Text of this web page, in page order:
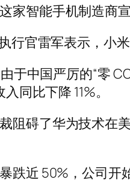
家智能手机制造商
行官雷军表示，小
于中国严厉的“零
同比下降 11%。
阻碍了华为技术在
跌近 50%，公司开